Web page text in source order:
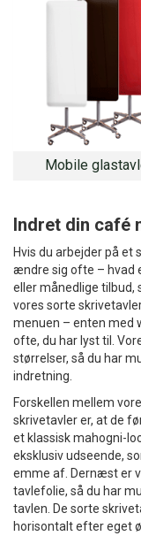
Mobile
Indret din café
Hvis du arbejder på et
ændre sig ofte – hvad
eller månedlige tilbud,
vores sorte
menuen – enten med
ofte, du har lyst til.
størrelser, så du har
indretning.
Forskellen mellem
skrivetavler er, at de
et klassisk mahogni-
eksklusiv udseende,
emme af. Dernæst er
tavlefolie, så du har
tavlen. De sorte
horisontalt efter eget